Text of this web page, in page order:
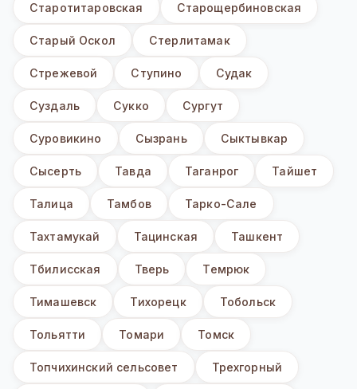
Старотитаровская Старощербиновская
Старый Оскол Стерлитамак
Стрежевой Ступино Судак
Суздаль Сукко Сургут
Суровикино Сызрань Сыктывкар
Сысерть Тавда Таганрог Тайшет
Талица Тамбов Тарко-Сале
Тахтамукай Тацинская Ташкент
Тбилисская Тверь Темрюк
Тимашевск Тихорецк Тобольск
Тольятти Томари Томск
Топчихинский сельсовет Трехгорный